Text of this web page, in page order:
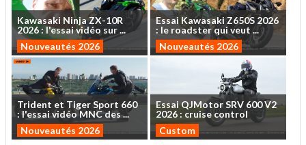
Kawasaki NinjaZX-10R
2026: l'essaividéo sur...
Nouveautés 2026
Essai Kawasaki Z650S 2026
: le roadsterquiveut ...
Nouveautés 2026
Trident et TigerSport 660
: l'essaividéo MNCdes...
Nouveautés 2026
EssaiQJMotorSRV 600V2
2026 : cruise control
Custom